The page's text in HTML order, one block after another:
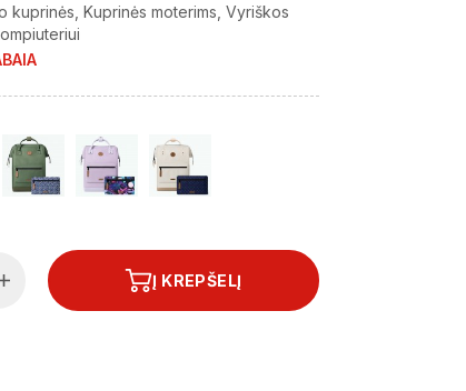
kuprinės Kuprinės moterims Vyriškos
Į KREPŠELĮ